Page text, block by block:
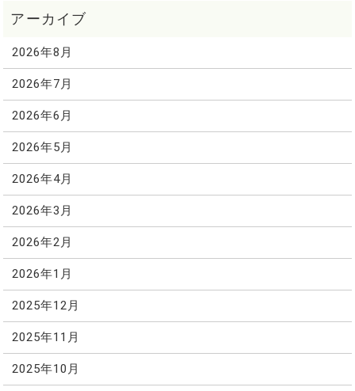
2026年8月
2026年7月
2026年6月
2026年5月
2026年4月
2026年3月
2026年2月
2026年1月
2025年12月
2025年11月
2025年10月